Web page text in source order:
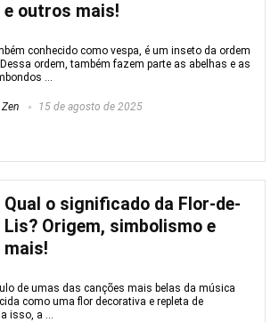
e outros mais!
conhecido como vespa, é um inseto da ordem
ordem, também fazem parte as abelhas e as
...
15 de agosto de 2025
Qual o significado da Flor-de-
Lis? Origem, simbolismo e
mais!
de umas das canções mais belas da música
como uma flor decorativa e repleta de
isso, a ...